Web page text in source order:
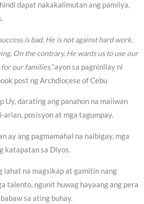
dapat nakakalimutan ang pamilya,
is bad. He is not against hard work,
On the contrary, He wants us to use our
our families,”ayon sa pagninilay ni
post ng Archdiocese of Cebu
Uy, darating ang panahon na maiiwan
arian, posisyon at mga tagumpay.
ay ang pagmamahal na naibigay, mga
katapatan sa Diyos.
lahat na magsikap at gamitin nang
talento, ngunit huwag hayaang ang pera
sa ating buhay.